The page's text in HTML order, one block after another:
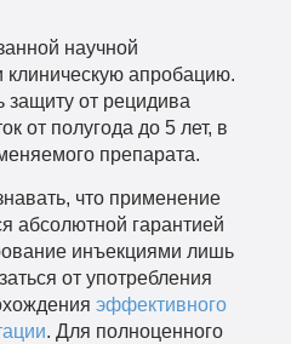
научной
апробацию.
защиту от рецидива
от полугода до 5 лет, в
препарата.
что применение
абсолютной гарантией
инъекциями лишь
от употребления
эффективного
. Для полноценного